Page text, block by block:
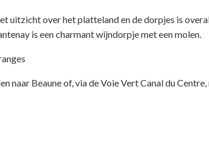
uitzicht over het platteland en de dorpjes is
is een charmant wijndorpje met een molen.
naar Beaune of, via de Voie Vert Canal du Centre,